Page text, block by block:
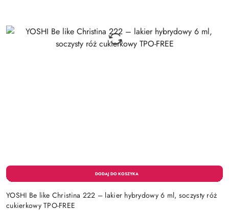
YOSHI Be like Christina 222 – lakier hybrydowy 6 ml, soczysty róż
cukierkowy TPO-FREE